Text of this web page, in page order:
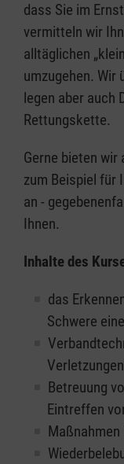
dass Sie im
vermitteln wir
alltäglichen
umzugehen. Wir
legen aber auch
Rettungskette.
Gerne bieten wir
zum Beispiel für
an -
Ihnen.
Inhalte des
das
Schwere
Verletzungen
Betreuung
Eintreffen